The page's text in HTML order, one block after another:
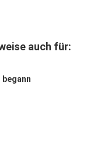
auch für:
begann